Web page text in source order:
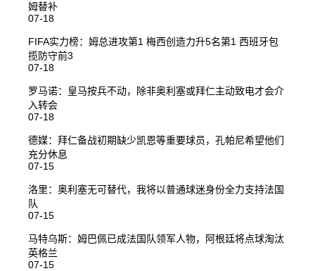
姆替补
07-18
FIFA实力榜：姆总进攻第1 梅西创造力升5名第1 西班牙包
揽防守前3
07-18
罗马诺：皇马按兵不动，除非奥利塞或拜仁主动致电才会介
入转会
07-18
德媒：拜仁备战初期缺少凯恩等重要球员，孔帕尼希望他们
充分休息
07-15
洛里：奥利塞无可替代，我将以普通球迷身份全力支持法国
队
07-15
马特乌斯：姆巴佩已成法国队领军人物，阿根廷将点球淘汰
英格兰
07-15